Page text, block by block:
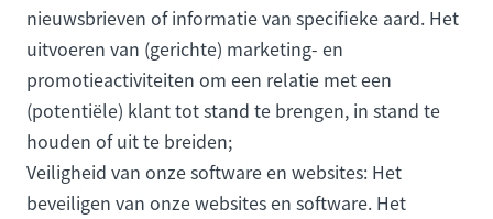
nieuwsbrieven of informatie van specifieke aard. Het
uitvoeren van (gerichte) marketing- en
promotieactiviteiten om een relatie met een
(potentiële) klant tot stand te brengen, in stand te
houden of uit te breiden;
Veiligheid van onze software en websites: Het
beveiligen van onze websites en software. Het